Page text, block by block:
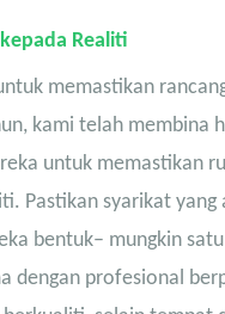
Realiti
memastikan
kami telah membina
untuk memastikan
Pastikan syarikat
bentuk– mungkin
dengan profesional